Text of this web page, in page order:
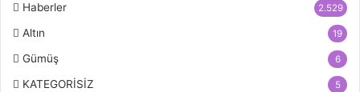
Haberler 2.529
Altın 19
Gümüş 6
KATEGORİSİZ 5